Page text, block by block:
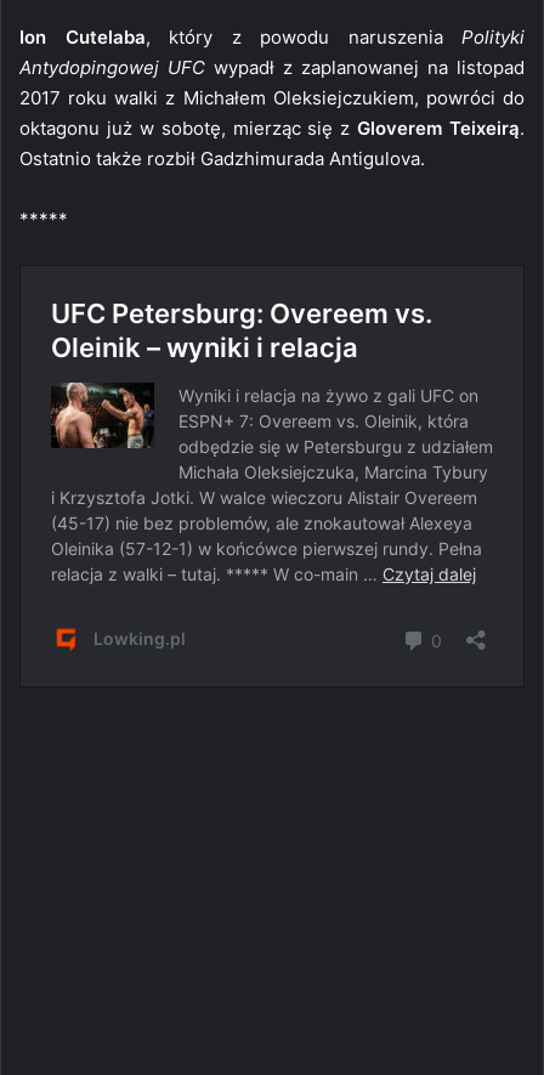
Ion Cutelaba, który z powodu naruszenia Polityki
Antydopingowej UFC wypadł z zaplanowanej na listopad
2017 roku walki z Michałem Oleksiejczukiem, powróci do
oktagonu już w sobotę, mierząc się zGloverem Teixeirą.
Ostatnio także rozbił Gadzhimurada Antigulova.
*****